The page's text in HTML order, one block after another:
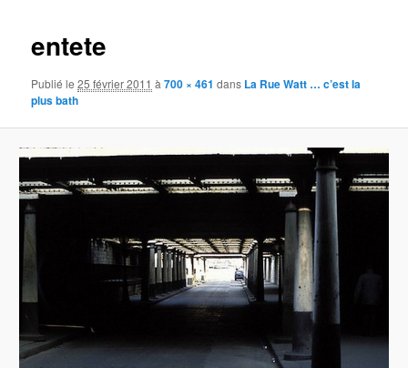
entete
Publié le25 février 2011 à700 × 461 dans La Rue Watt … c’est la
plus bath